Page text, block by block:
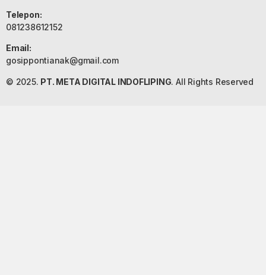
Telepon:
081238612152
Email:
gosippontianak@gmail.com
© 2025. PT. META DIGITAL INDOFLIPING. All Rights Reserved